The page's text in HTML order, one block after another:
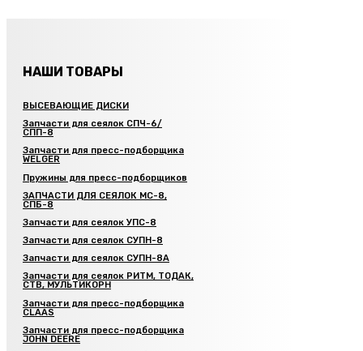
НАШИ ТОВАРЫ
ВЫСЕВАЮЩИЕ ДИСКИ
Запчасти для сеялок СПЧ-6/
СПП-8
Запчасти для пресс-подборщика
WELGER
Пружины для пресс-подборщиков
ЗАПЧАСТИ ДЛЯ СЕЯЛОК МС-8,
СПБ-8
Запчасти для сеялок УПС-8
Запчасти для сеялок СУПН-8
Запчасти для сеялок СУПН-8А
Запчасти для сеялок РИТМ, ТОДАК,
СТВ, МУЛЬТИКОРН
Запчасти для пресс-подборщика
CLAAS
Запчасти для пресс-подборщика
JOHN DEERE